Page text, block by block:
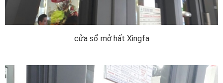
cửa sổ mở hất Xingfa